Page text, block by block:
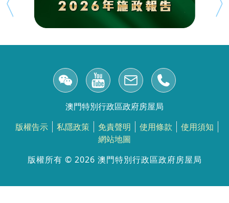
澳門特別行政區政府房屋局
版權告示
私隱政策 免責聲明 使用條款
使用須知
網站地圖
版權所有 ©️ 2026 澳門特別行政區政府房屋局